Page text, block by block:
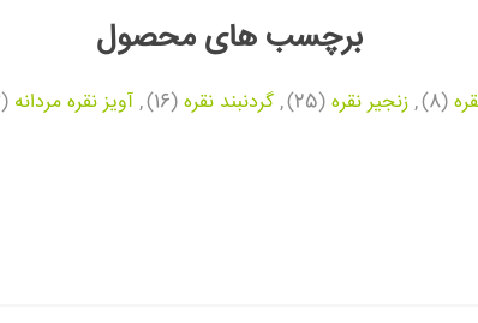
برچسب های محصول
(8)
, زنجیر نقره (25)
, گردنبند نقره (16)
, آویز نقره مردانه (13)